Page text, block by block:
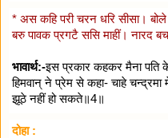
* अस कहि परी चरन धरि सीसा। बोले
बरु पावक प्रगटै ससि माहीं। नारद
भावार्थ:-इस प्रकार कहकर मैना पति
हिमवान् ने प्रेम से कहा- चाहे
झूठे नहीं हो सकते॥4॥
दोहा :